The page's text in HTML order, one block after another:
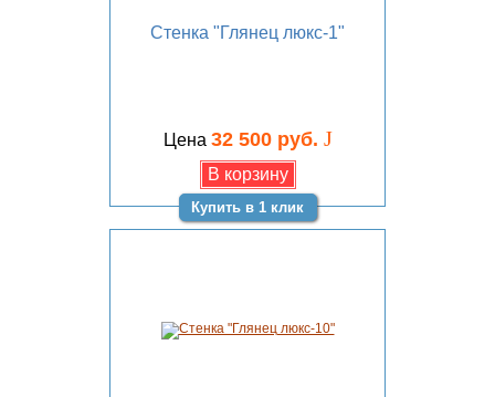
Стенка "Глянец люкс-1"
Цена 32 500 руб. J
Купить в 1 клик